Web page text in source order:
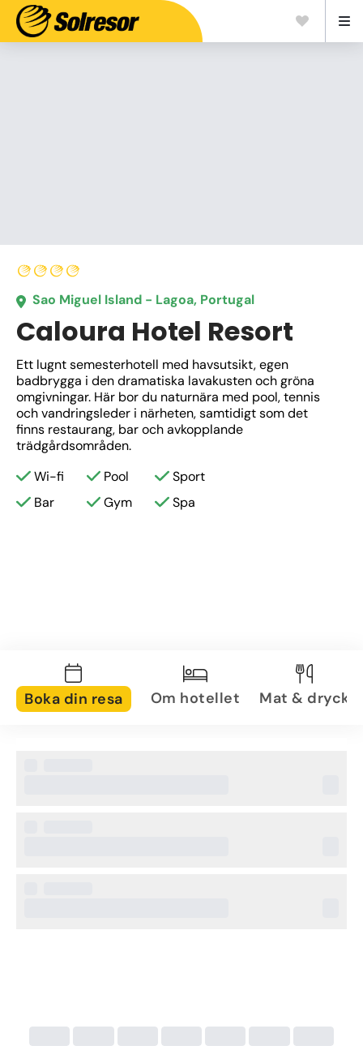
Sao Miguel Island - Lagoa, Portugal
Caloura Hotel Resort
Ett lugnt semesterhotell med havsutsikt, egen
badbrygga i den dramatiska lavakusten och gröna
omgivningar. Här bor du naturnära med pool, tennis
och vandringsleder i närheten, samtidigt som det
finns restaurang, bar och avkopplande
trädgårdsområden.
Wi-fi
Pool
Sport
Bar
Gym Spa
Boka din resa Om hotellet Mat & dryck